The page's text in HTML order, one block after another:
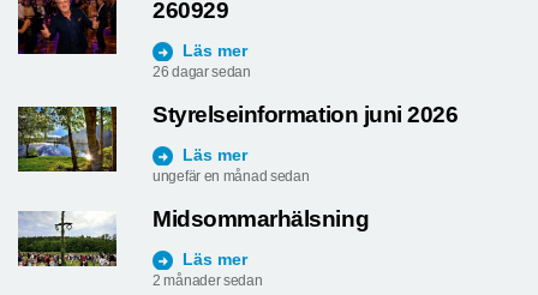
260929
Läs mer
26 dagar sedan
Styrelseinformation juni 2026
Läs mer
ungefär en månad sedan
Midsommarhälsning
Läs mer
2 månader sedan